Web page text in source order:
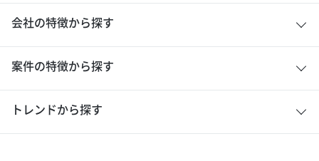
会社の特徴から探す
案件の特徴から探す
トレンドから探す